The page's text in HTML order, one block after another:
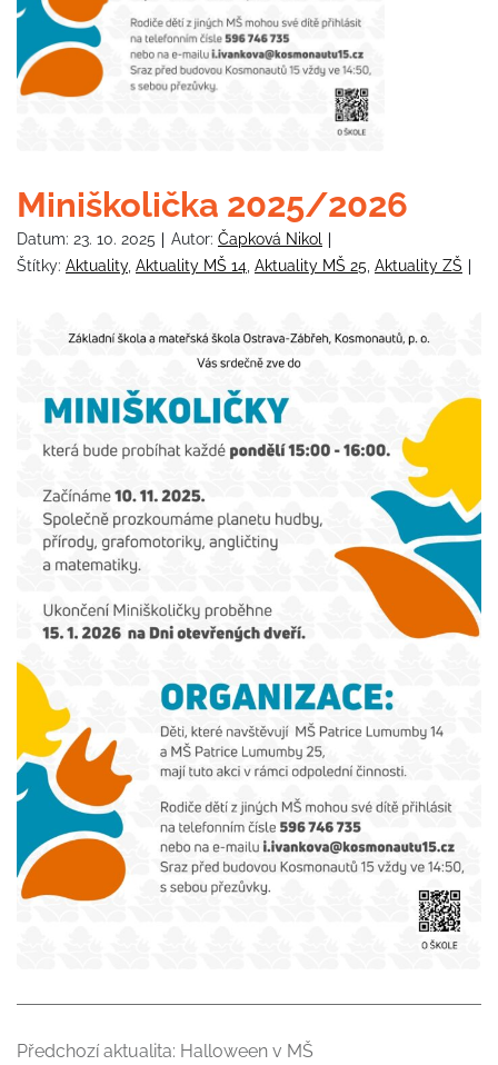
Miniškolička 2025/2026
Datum: 23. 10. 2025 Autor: Čapková Nikol
Štítky: Aktuality, Aktuality MŠ 14 Aktuality MŠ 25 Aktuality ZŠ
Předchozí aktualita: Halloween v MŠ